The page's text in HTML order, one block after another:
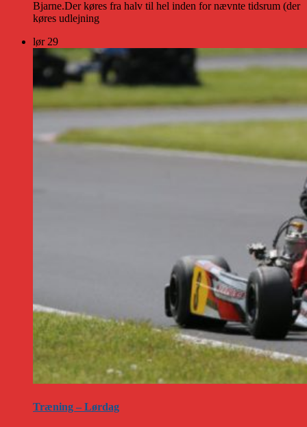
Bjarne.Der køres fra halv til hel inden for nævnte tidsrum (der
køres udlejning
lør 29
Træning – Lørdag